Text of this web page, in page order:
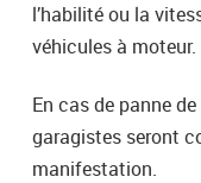
l’habilité ou la
véhicules à moteur.
En cas de panne
garagistes seront
manifestation.